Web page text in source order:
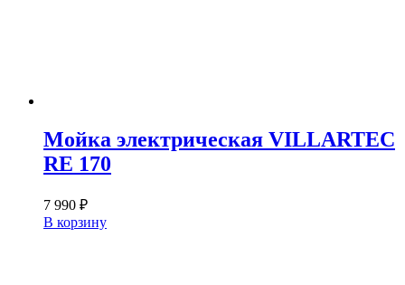
Мойка электрическая VILLARTEC
RE 170
7 990 ₽
В корзину